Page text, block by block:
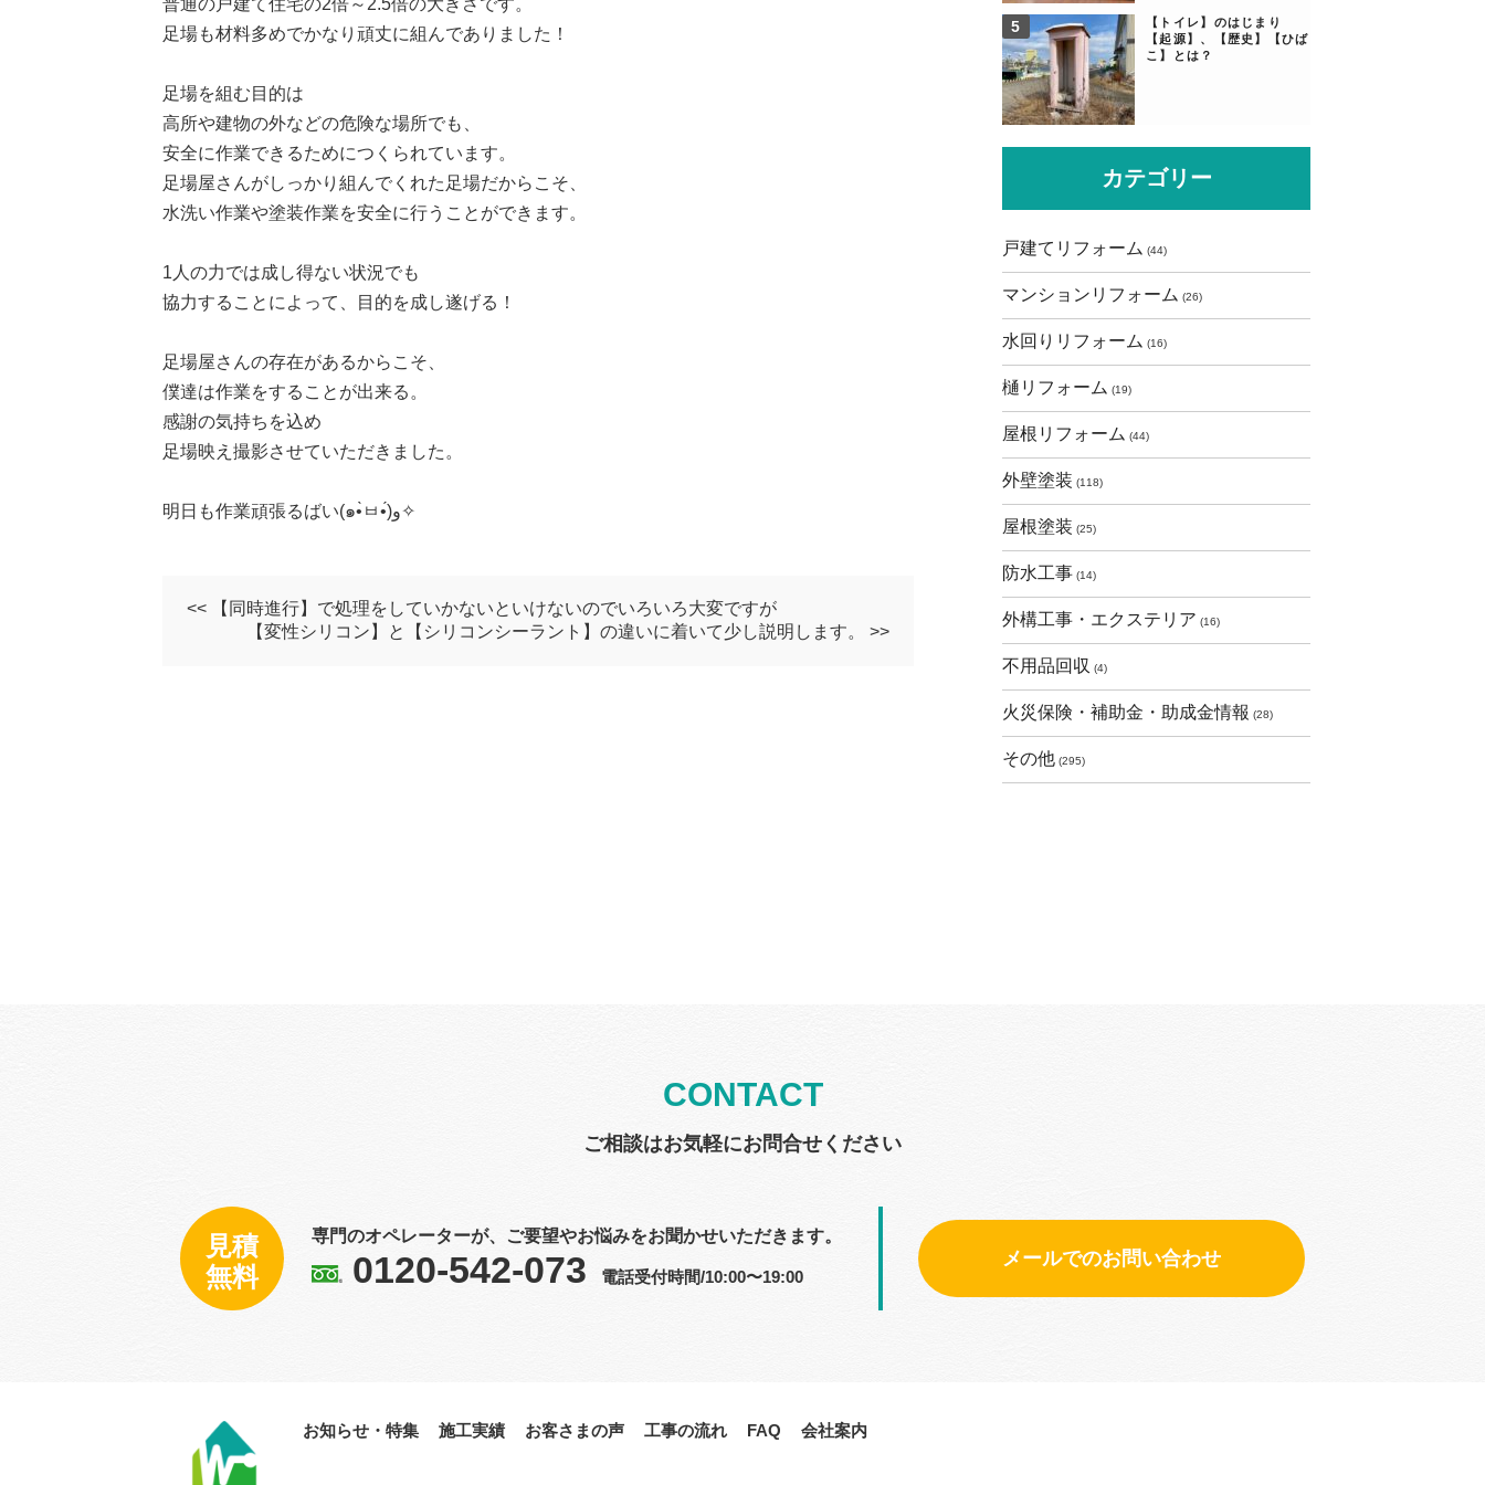
足場も材料多めでかなり頑丈に組んでありました！
足場を組む目的は
高所や建物の外などの危険な場所でも、
安全に作業できるためにつくられています。
足場屋さんがしっかり組んでくれた足場だからこそ、
水洗い作業や塗装作業を安全に行うことができます。
1人の力では成し得ない状況でも
協力することによって、目的を成し遂げる！
足場屋さんの存在があるからこそ、
僕達は作業をすることが出来る。
感謝の気持ちを込め
足場映え撮影させていただきました。
明日も作業頑張るばい(๑•̀ㅂ•́)و✧
<< 【同時進行】で処理をしていかないといけないのでいろいろ大変ですが
【変性シリコン】と【シリコンシーラント】の違いに着いて少し説明します。 >>
【トイレ】のはじまり
【起源】、【歴史】【ひば
こ】とは？
カテゴリー
戸建てリフォーム (44)
マンションリフォーム (26)
水回りリフォーム (16)
樋リフォーム (19)
屋根リフォーム (44)
外壁塗装 (118)
屋根塗装 (25)
防水工事 (14)
外構工事・エクステリア (16)
不用品回収 (4)
火災保険・補助金・助成金情報 (28)
その他 (295)
CONTACT
ご相談はお気軽にお問合せください
見積
無料
専門のオペレーターが、ご要望やお悩みをお聞かせいただきます。
0120-542-073 電話受付時間/10:00〜19:00
メールでのお問い合わせ
お知らせ・特集 施工実績 お客さまの声 工事の流れ FAQ 会社案内